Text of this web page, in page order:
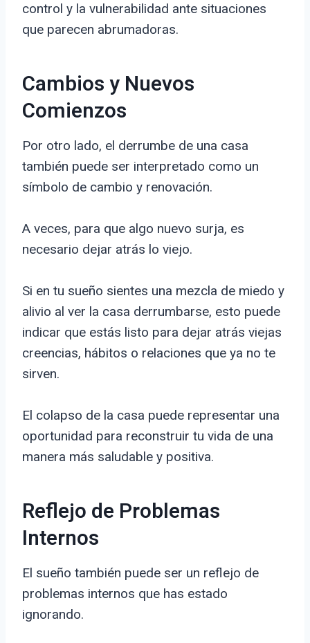
control y la vulnerabilidad ante situaciones
que parecen abrumadoras.
Cambios y Nuevos
Comienzos
Por otro lado, el derrumbe de una casa
también puede ser interpretado como un
símbolo de cambio y renovación.
A veces, para que algo nuevo surja, es
necesario dejar atrás lo viejo.
Si en tu sueño sientes una mezcla de miedo y
alivio al ver la casa derrumbarse, esto puede
indicar que estás listo para dejar atrás viejas
creencias, hábitos o relaciones que ya no te
sirven.
El colapso de la casa puede representar una
oportunidad para reconstruir tu vida de una
manera más saludable y positiva.
Reflejo de Problemas
Internos
El sueño también puede ser un reflejo de
problemas internos que has estado
ignorando.